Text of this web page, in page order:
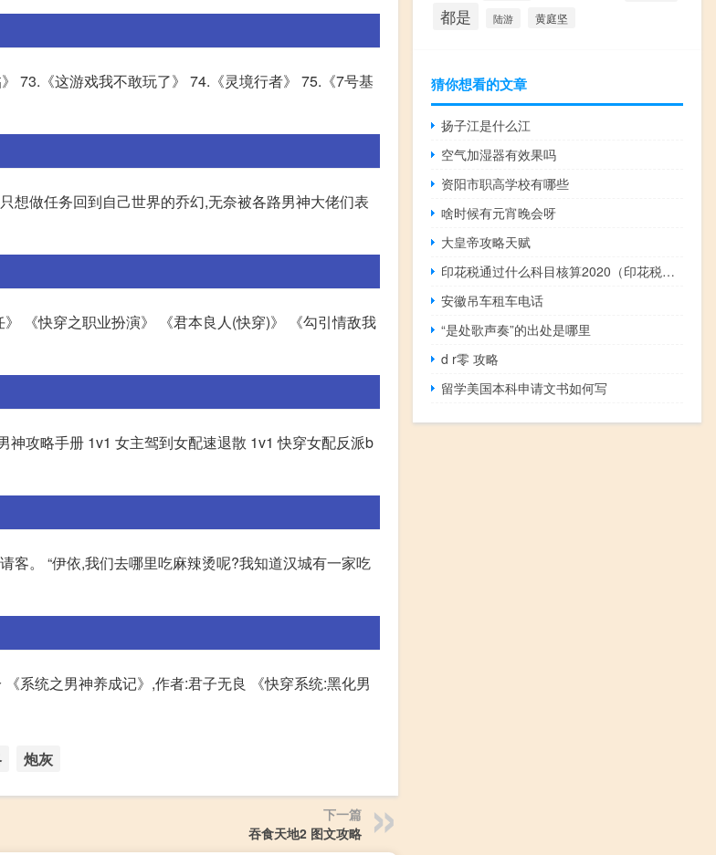
73.《这游戏我不敢玩了》 74.《灵境行者》 75.《7号基
想做任务回到自己世界的乔幻,无奈被各路男神大佬们表
《快穿之职业扮演》 《君本良人(快穿)》 《勾引情敌我
攻略手册 1v1 女主驾到女配速退散 1v1 快穿女配反派b
客。 “伊依,我们去哪里吃麻辣烫呢?我知道汉城有一家吃
系统之男神养成记》,作者:君子无良 《快穿系统:黑化男
炮灰
下一篇
吞食天地2 图文攻略
都是 陆游 黄庭坚
猜你想看的文章
扬子江是什么江
空气加湿器有效果吗
资阳市职高学校有哪些
啥时候有元宵晚会呀
大皇帝攻略天赋
印花税通过什么科目核算2020（印花税通过什么科目核算）
安徽吊车租车电话
“是处歌声奏”的出处是哪里
d r零 攻略
留学美国本科申请文书如何写